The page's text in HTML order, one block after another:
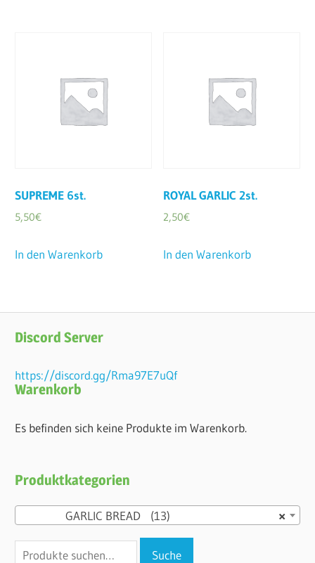
SUPREME 6st.
5,50€
In den Warenkorb
ROYAL GARLIC 2st.
2,50€
In den Warenkorb
Discord Server
https://discord.gg/Rma97E7uQf
Warenkorb
Es befinden sich keine Produkte im Warenkorb.
Produktkategorien
×
GARLIC BREAD (13)
Suche